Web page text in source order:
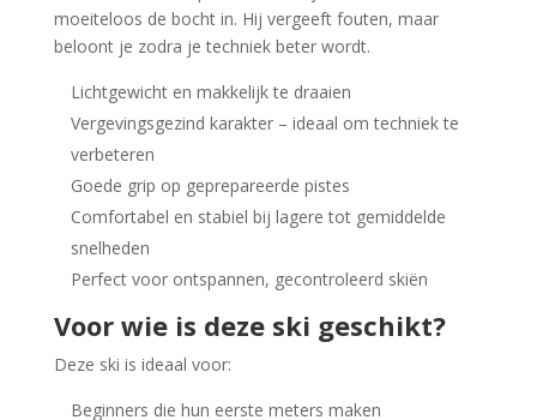
moeiteloos de bocht in. Hij vergeeft fouten, maar
beloont je zodra je techniek beter wordt.
Lichtgewicht en makkelijk te draaien
Vergevingsgezind karakter – ideaal om techniek te
verbeteren
Goede grip op geprepareerde pistes
Comfortabel en stabiel bij lagere tot gemiddelde
snelheden
Perfect voor ontspannen, gecontroleerd skiën
Voor wie is deze ski geschikt?
Deze ski is ideaal voor:
Beginners die hun eerste meters maken